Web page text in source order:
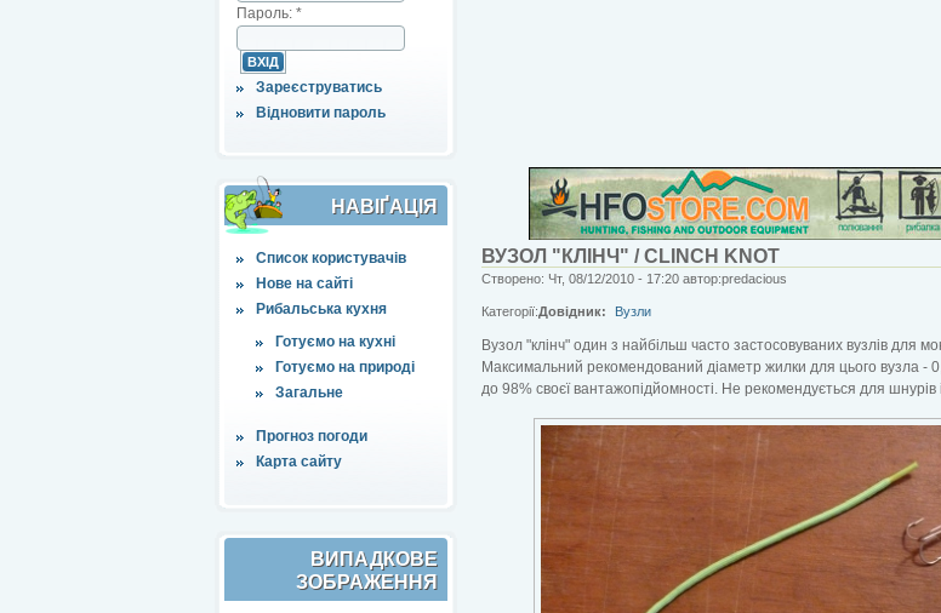
Пароль: *
Зареєструватись
Відновити пароль
НАВІҐАЦІЯ
Список користувачів
Нове на сайті
Рибальська кухня
Готуємо на кухні
Готуємо на природі
Загальне
Прогноз погоди
Карта сайту
ВИПАДКОВЕ
ЗОБРАЖЕННЯ
ВУЗОЛ "КЛІНЧ" / CLINCH KNOT
Створено: Чт, 08/12/2010 - 17:20 автор:predacious
Категорії:Довідник: Вузли
Вузол "клінч" один з найбільш часто застосовуваних вузлів для
Максимальний рекомендований діаметр жилки для цього вузла -
до 98% своєї вантажопідйомності. Не рекомендується для